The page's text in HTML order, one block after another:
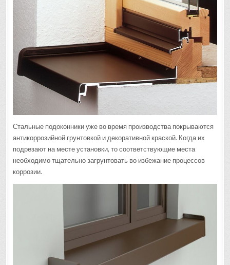
Стальные подоконники уже во время производства покрываются
антикоррозийной грунтовкой и декоративной краской. Когда их
подрезают на месте установки, то соответствующие места
необходимо тщательно загрунтовать во избежание процессов
коррозии.